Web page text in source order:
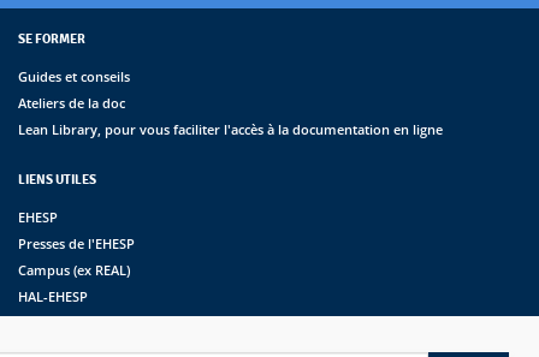
SE FORMER
Guides et conseils
Ateliers de la doc
Lean Library, pour vous faciliter l'accès à la documentation en ligne
LIENS UTILES
EHESP
Presses de l'EHESP
Campus (ex REAL)
HAL-EHESP